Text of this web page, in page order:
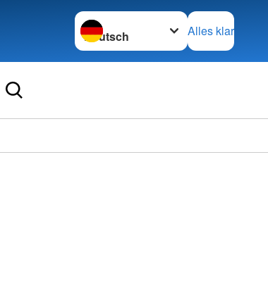
Sprache wechseln zu
Alles klar